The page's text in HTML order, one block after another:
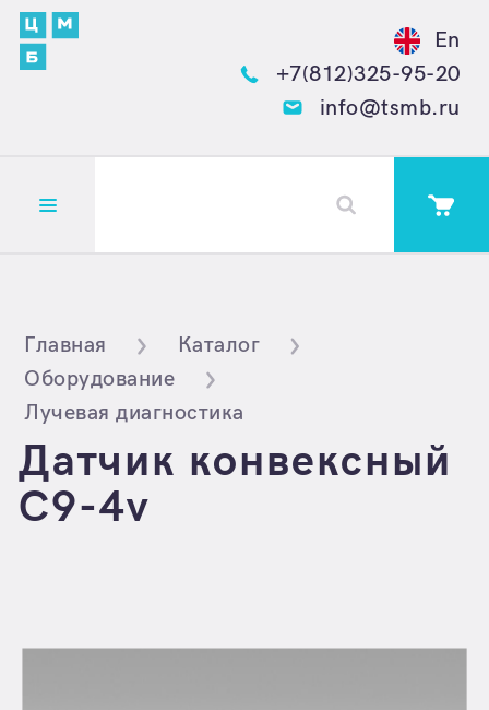
En
+7(812)325-95-20
info@tsmb.ru
Открыть меню
Главная
Каталог
Оборудование
Лучевая диагностика
Датчик конвексный
C9-4v